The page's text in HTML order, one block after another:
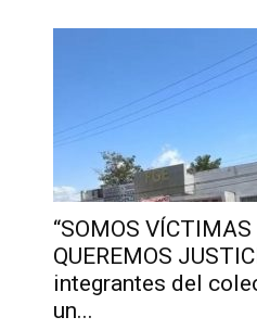
“SOMOS VÍCTIMAS
QUEREMOS
integrantes del
un...